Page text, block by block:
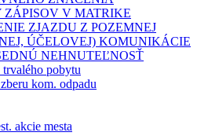
ZÁPISOV V MATRIKE
ZJAZDU Z POZEMNEJ
ÚČELOVEJ) KOMUNIKÁCIE
NEHNUTEĽNOSŤ
trvalého pobytu
kom. odpadu
akcie mesta